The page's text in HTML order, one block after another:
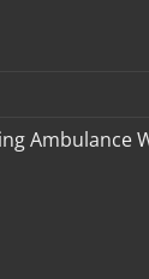
Ambulance